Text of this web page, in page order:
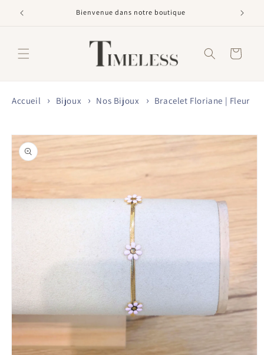
passer
Bienvenue dans notre boutique
Panier
Accueil Bijoux Nos Bijoux Bracelet Floriane | Fleur
Passer aux
informations
produits